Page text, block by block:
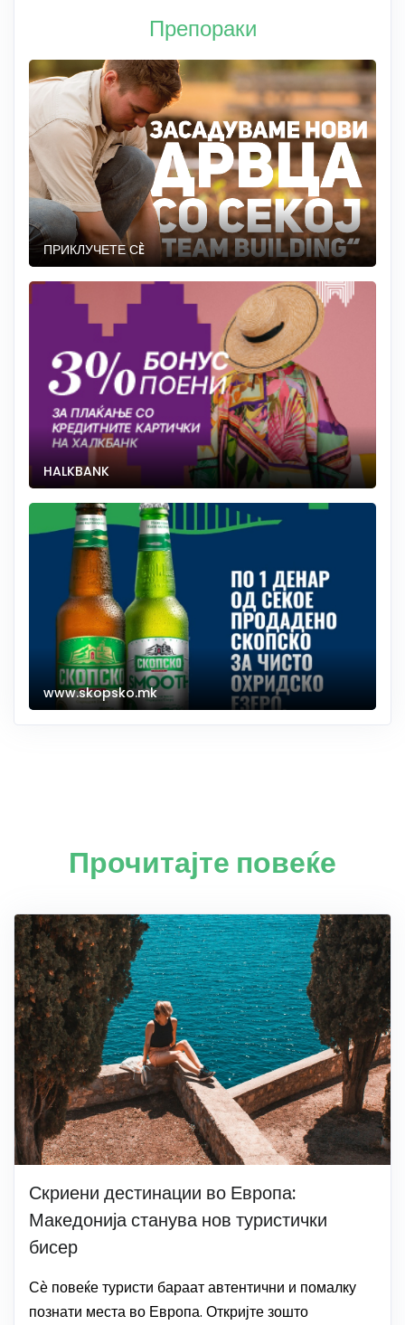
Препораки
ПРИКЛУЧЕТЕ СÈ
HALKBANK
www.skopsko.mk
Прочитајте повеќе
Скриени дестинации во Европа:
Македонија станува нов туристички
бисер
Сѐ повеќе туристи бараат автентични и помалку
познати места во Европа. Откријте зошто